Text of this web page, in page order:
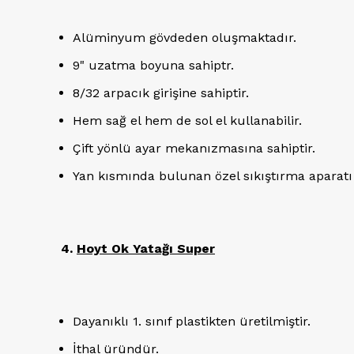
Alüminyum gövdeden oluşmaktadır.
9" uzatma boyuna sahiptr.
8/32 arpacık girişine sahiptir.
Hem sağ el hem de sol el kullanabilir.
Çift yönlü ayar mekanızmasına sahiptir.
Yan kısmında bulunan özel sıkıştırma
4. Hoyt Ok Yatağı Super
Dayanıklı 1. sınıf plastikten üretilmiştir.
İthal üründür.